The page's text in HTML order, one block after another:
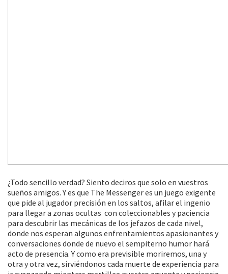
¿Todo sencillo verdad? Siento deciros que solo en vuestros
sueños amigos. Y es que The Messenger es un juego exigente
que pide al jugador precisión en los saltos, afilar el ingenio
para llegar a zonas ocultas con coleccionables y paciencia
para descubrir las mecánicas de los jefazos de cada nivel,
donde nos esperan algunos enfrentamientos apasionantes y
conversaciones donde de nuevo el sempiterno humor hará
acto de presencia. Y como era previsible moriremos, una y
otra y otra vez, sirviéndonos cada muerte de experiencia para